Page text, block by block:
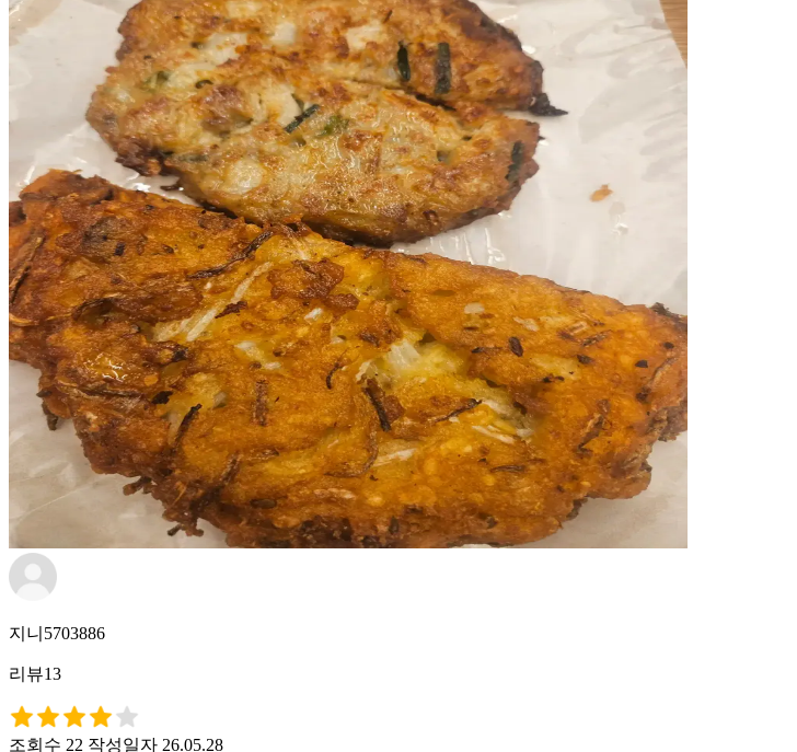
지니5703886
리뷰13
조회수 22 작성일자 26.05.28